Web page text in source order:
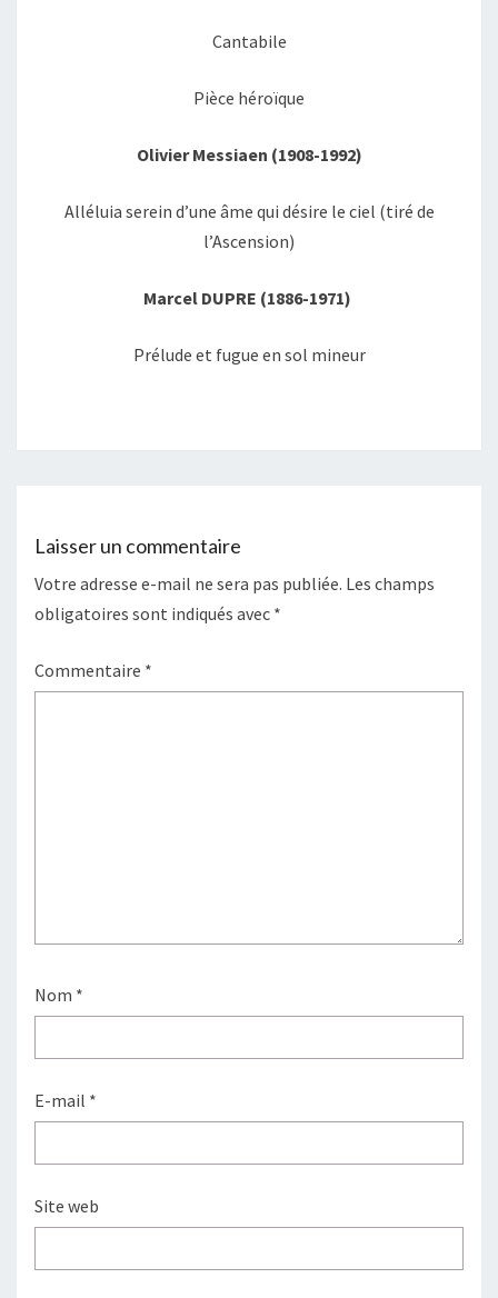
Cantabile
Pièce héroïque
Olivier Messiaen (1908-1992)
Alléluia serein d’une âme qui désire le ciel (tiré de
l’Ascension)
Marcel DUPRE (1886-1971)
Prélude et fugue en sol mineur
Laisser un commentaire
Votre adresse e-mail ne sera pas publiée. Les champs
obligatoires sont indiqués avec *
Commentaire *
Nom *
E-mail *
Site web